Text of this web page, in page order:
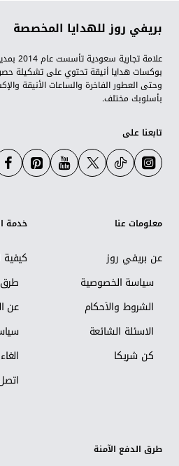
بريفي روز للهدايا المخصصة
علامة
بوكسات هدايا أنيقة تحتوي على تشكيلة
وحتى العطور الفاخرة والساعات الأنيقة
بأسلوبك مختلف.
تابعنا على
معلومات عنا
عن بريفي روز
سياسة الخصوصية
الشروط والأحكام
الاسئلة الشائعة
كن شريكاً
خدمة
عن
طرق الدفع الآمنة